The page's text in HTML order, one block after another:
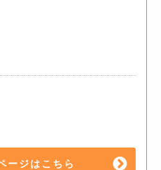
ージはこちら